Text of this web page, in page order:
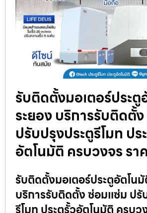
รับติดตั้งมอเตอร์ประตู
ระยอง บริการรับติดตั้
ปรับปรุงประตูรีโมท ปร
อัตโนมัติ ครบวงจร รา
รับติดตั้งมอเตอร์ประตูอัตโน
บริการรับติดตั้ง ซ่อมแซ่ม ปรั